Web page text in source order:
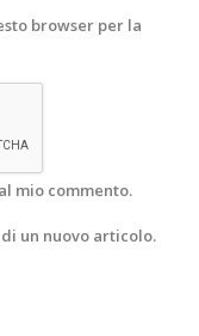
browser per la
mio commento.
un nuovo articolo.